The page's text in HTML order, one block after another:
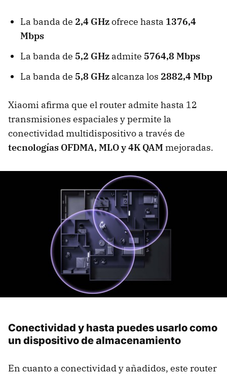
La banda de 2,4 GHzofrece hasta 1376,4
Mbps
La banda de 5,2 GHz admite 5764,8 Mbps
La banda de 5,8 GHz alcanza los 2882,4 Mbp
Xiaomi afirma que el router admite hasta 12
transmisiones espaciales y permite la
conectividad multidispositivo a través de
tecnologías OFDMA, MLO y 4K QAM mejoradas.
Conectividad y hasta puedes usarlo como
un dispositivo de almacenamiento
En cuanto a conectividad y añadidos, este router